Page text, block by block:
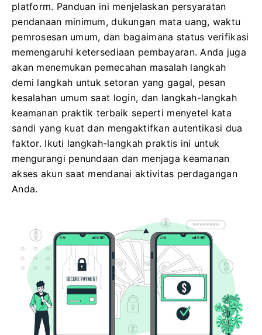
platform. Panduan ini menjelaskan persyaratan
pendanaan minimum, dukungan mata uang, waktu
pemrosesan umum, dan bagaimana status verifikasi
memengaruhi ketersediaan pembayaran. Anda juga
akan menemukan pemecahan masalah langkah
demi langkah untuk setoran yang gagal, pesan
kesalahan umum saat login, dan langkah-langkah
keamanan praktik terbaik seperti menyetel kata
sandi yang kuat dan mengaktifkan autentikasi dua
faktor. Ikuti langkah-langkah praktis ini untuk
mengurangi penundaan dan menjaga keamanan
akses akun saat mendanai aktivitas perdagangan
Anda.